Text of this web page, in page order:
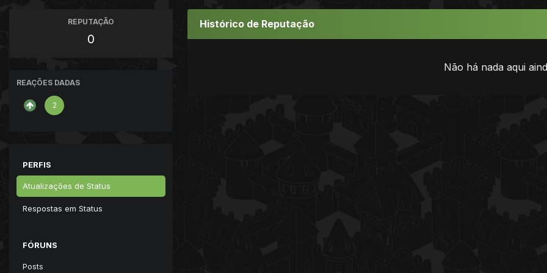
REPUTAÇÃO
0
REAÇÕES DADAS
2
PERFIS
Atualizações de Status
Respostas em Status
FÓRUNS
Posts
Histórico de Reputação
Não há nada aqui